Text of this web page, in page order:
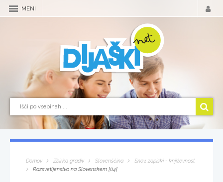
MENI
Domov Zbirka gradiv Slovenščina
Snov, zapiski - književnost
Razsvetljenstvo na Slovenskem [04]